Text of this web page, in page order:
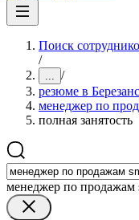
Поиск
/
... /
резюме в
менеджер по
полная занятость
менеджер по продажам